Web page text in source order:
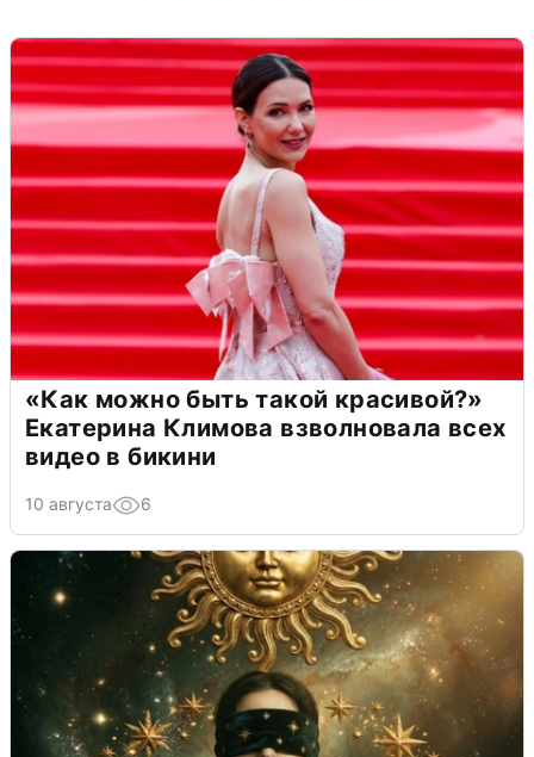
«Как можно быть такой красивой?»
Екатерина Климова взволновала всех
видео в бикини
10 августа 6